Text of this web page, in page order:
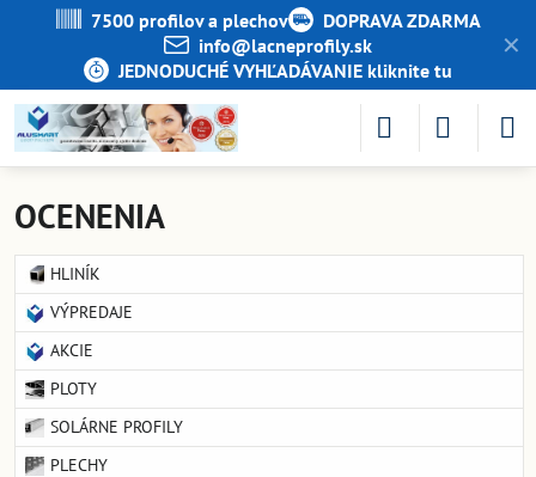
✕
7500 profilov a plechov
DOPRAVA ZDARMA
info​@lacneprofily​.sk
JEDNODUCHÉ VYHĽADÁVANIE kliknite tu
OCENENIA
HLINÍK
VÝPREDAJE
AKCIE
PLOTY
SOLÁRNE PROFILY
PLECHY